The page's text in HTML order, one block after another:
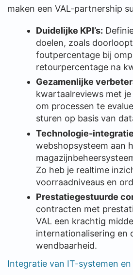
maken een VAL-partnership
Duidelijke KPI’s:
doelen, zoals
foutpercentage bij
retourpercentage na
Gezamenlijke
kwartaalreviews met
om processen te
sturen op basis van
Technologie-
webshopsysteem aan
Zo heb je realtime
voorraadniveaus en
Prestatiegestuurde
contracten met
VAL een krachtig
internationalisering en
wendbaarheid.
Integratie van IT-systemen